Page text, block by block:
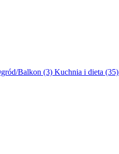
Balkon (3) Kuchnia i dieta (35)